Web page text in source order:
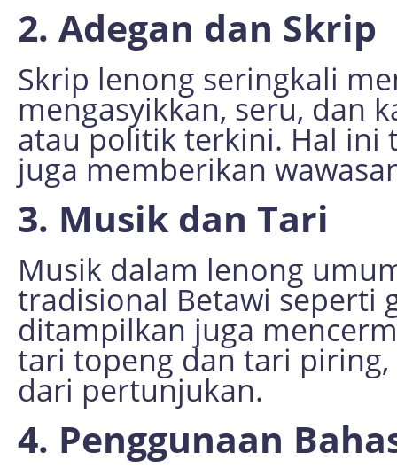
2. Adegan dan Skrip
Skrip lenong seringkali
mengasyikkan, seru, dan
atau politik terkini. Hal ini
juga memberikan
3. Musik dan Tari
Musik dalam lenong
tradisional Betawi seperti
ditampilkan juga
tari topeng dan tari
dari pertunjukan.
4. Penggunaan